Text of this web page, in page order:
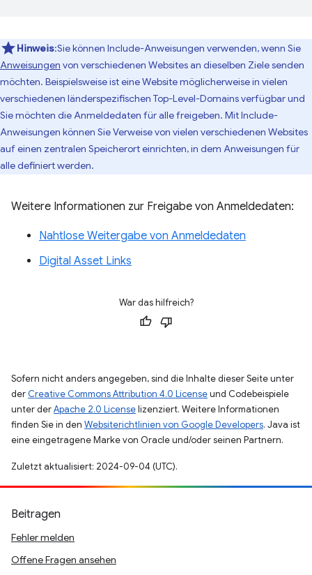
Hinweis:Sie können Include-Anweisungen verwenden, wenn Sie
Anweisungen von verschiedenen Websites an dieselben Ziele senden
möchten. Beispielsweise ist eine Website möglicherweise in vielen
verschiedenen länderspezifischen Top-Level-Domains verfügbar und
Sie möchten die Anmeldedaten für alle freigeben. Mit Include-
Anweisungen können Sie Verweise von vielen verschiedenen Websites
auf einen zentralen Speicherort einrichten, in dem Anweisungen für
alle definiert werden.
Weitere Informationen zur Freigabe von Anmeldedaten:
Nahtlose Weitergabe von Anmeldedaten
Digital Asset Links
War das hilfreich?
Sofern nicht anders angegeben, sind die Inhalte dieser Seite unter
der Creative Commons Attribution 4.0 Licenseund Codebeispiele
unter derApache 2.0 Licenselizenziert. Weitere Informationen
finden Sie in den Websiterichtlinien von Google Developers. Java ist
eine eingetragene Marke von Oracle und/oder seinen Partnern.
Zuletzt aktualisiert: 2024-09-04 (UTC).
Beitragen
Fehler melden
Offene Fragen ansehen